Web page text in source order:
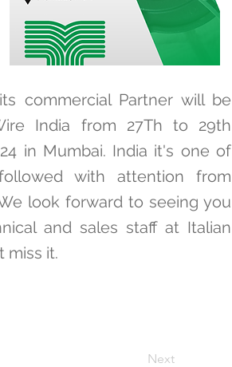
commercial Partner will be
India from 27Th to 29th
in Mumbai. India it's one of
with attention from
look forward to seeing you
and sales staff at Italian
miss it.
Next